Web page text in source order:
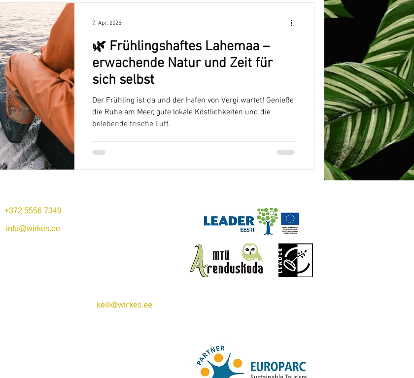
🌿 Frühlingshaftes Lahemaa –
erwachende Natur und Zeit für
sich selbst
Der Frühling ist da und der Hafen von Vergi wartet! Genieße
die Ruhe am Meer, gute lokale Köstlichkeiten und die
belebende frische Luft.
7. Apr. 2025
+372 5556 7349
info@wirkes.ee
kelli@wirkes.ee